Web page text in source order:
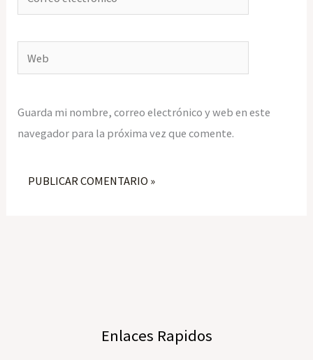
electrónico*
Web
Guarda mi nombre, correo electrónico y web en este
navegador para la próxima vez que comente.
Enlaces Rapidos